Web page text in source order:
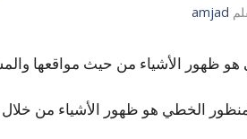
amjad
ظهور الأشياء من حيث مواقعها
الخطي هو ظهور الأشياء من